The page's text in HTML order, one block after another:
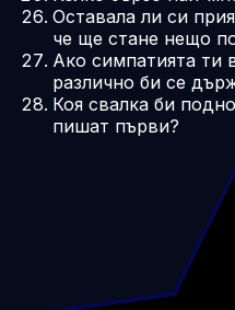
Оставала ли си
че ще стане нещо
Ако симпатията ти
различно би се
Коя свалка би
пишат първи?